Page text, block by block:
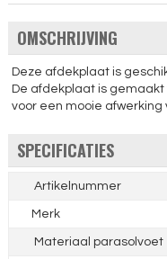
OMSCHRIJVING
Deze afdekplaat is
De afdekplaat is
voor een mooie afwerking
SPECIFICATIES
Artikelnummer
Merk
Materiaal parasolvoet